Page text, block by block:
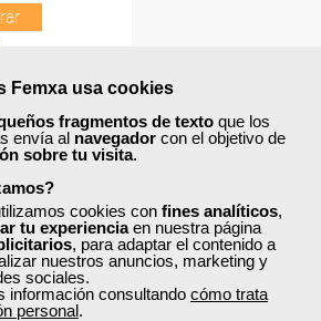
Femxa usa cookies
fragmentos de texto que los
envía al navegador con el objetivo de
sobre tu visita.
cookies con fines analíticos,
tu experienciaen nuestra página
, para adaptar el contenido a
nuestros anuncios, marketing y
sociales.
información consultando cómo trata
personal.